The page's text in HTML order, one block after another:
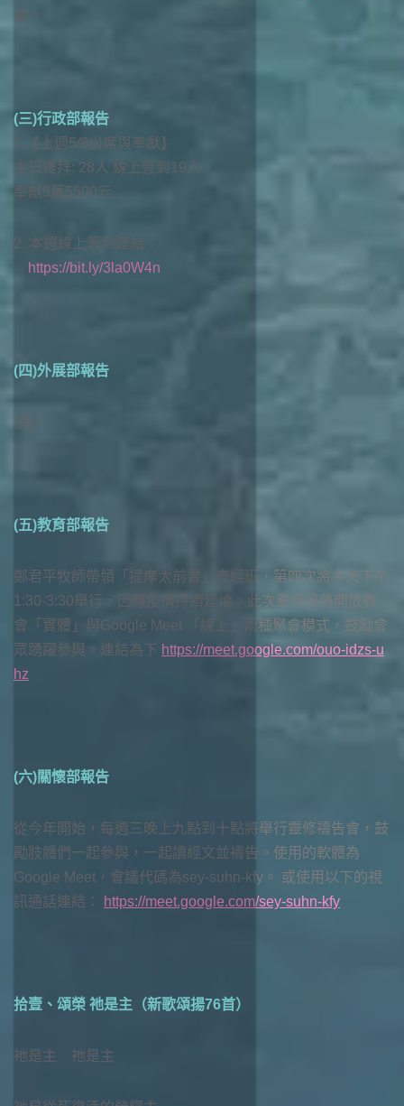
謝。
(三)行政部報告
1.【上週5/8出席與奉獻】
主日禮拜: 28人 線上簽到19人
奉獻5萬5500元
2. 本週線上簽到連結：
https://bit.ly/3la0W4n
(四)外展部報告
(五)教育部報告
鄭君平牧師帶領「提摩太前書」查經班，第四次將今天下午
1:30-3:30舉行，因應疫情持續延燒，此次查經班將開放教
會「實體」與Google Meet 「線上」兩種聚會模式，鼓勵會
眾踴躍參與。連結為下 https://meet.google.com/ouo-idzs-u
hz
(六)關懷部報告
從今年開始，每週三晚上九點到十點將舉行靈修禱告會，鼓
勵肢體們一起參與，一起讀經文並禱告。使用的軟體為
Google Meet，會議代碼為sey-suhn-kfy。 或使用以下的視
訊通話連結：
https://meet.google.com/sey-suhn-kfy
拾壹、頌榮 祂是主（新歌頌揚76首）
祂是主 祂是主